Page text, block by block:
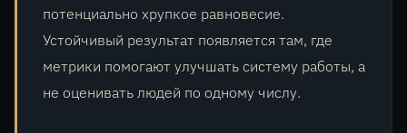
потенциально хрупкое равновесие.
Устойчивый результат появляется там, где
метрики помогают улучшать систему работы, а
не оценивать людей по одному числу.